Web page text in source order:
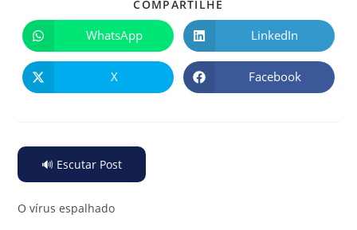
COMPARTILHE
WhatsApp LinkedIn
X Facebook
🔊 Escutar Post
O vírus espalhado